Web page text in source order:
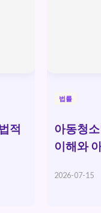
적
법률
아동청
이해와
2026-07-15